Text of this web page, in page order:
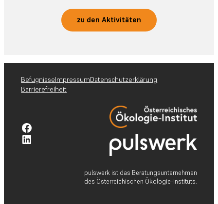
zu den Aktivitäten
BefugnisseImpressumDatenschutzerklärung
Barrierefreiheit
Facebook-Profil pulswerk GmbH
Linkedin-Profil pulswerk GmbH
pulswerk ist das Beratungsunternehmen
des Österreichischen Ökologie-Instituts.